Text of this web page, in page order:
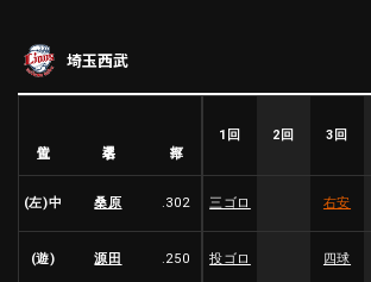
ファーム東地区
ファーム西地区
交流戦
選手名鑑トップ
北海道日本ハムファイターズ
東北楽天ゴールデンイーグルス
埼玉西武ライオンズ
千葉ロッテマリーンズ
オリックス・バファローズ
福岡ソフトバンクホークス
ニュース
設定
埼玉西武
1回 2回 3回
(左)中 桑原 .302 三ゴロ 右安
(遊) 源田 .250 投ゴロ 四球